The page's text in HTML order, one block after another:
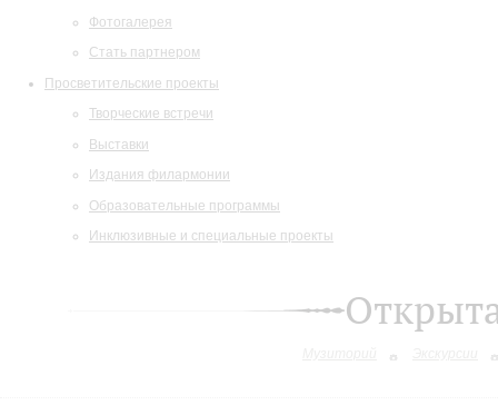
Фотогалерея
Стать партнером
Просветительские проекты
Творческие встречи
Выставки
Издания филармонии
Образовательные программы
Инклюзивные и специальные проекты